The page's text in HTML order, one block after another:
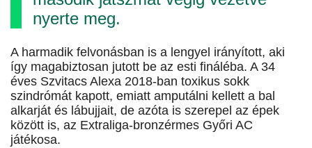
nyerte meg.
A harmadik felvonásban is a lengyel irányított, aki
így magabiztosan jutott be az esti fináléba. A 34
éves Szvitacs Alexa 2018-ban toxikus sokk
szindrómát kapott, emiatt amputálni kellett a bal
alkarját és lábujjait, de azóta is szerepel az épek
között is, az Extraliga-bronzérmes Győri AC
játékosa.